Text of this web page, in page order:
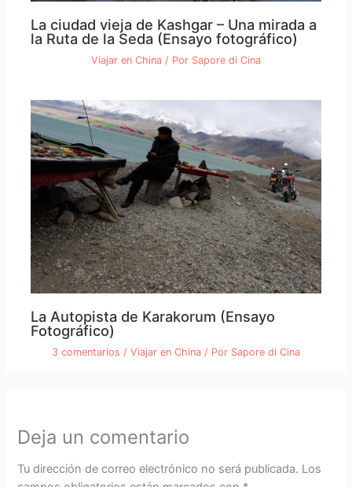
La ciudad vieja de Kashgar – Una mirada a
la Ruta de la Seda (Ensayo fotográfico)
Viajar en China / Por Sapore di Cina
La Autopista de Karakorum (Ensayo
Fotográfico)
3 comentarios / Viajar en China / Por Sapore di Cina
Deja un comentario
Tu dirección de correo electrónico no será publicada. Los